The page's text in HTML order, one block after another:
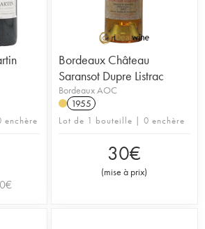
€
Bordeaux Château
Saransot Dupre Listrac
Bordeaux AOC
1955
Lot de 1 bouteille | 0 enchère
30€
(mise à prix)